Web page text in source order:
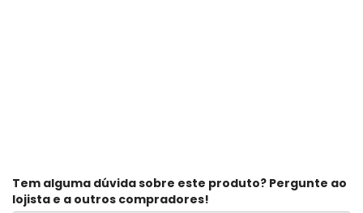
Tem alguma dúvida sobre este produto? Pergunte ao
lojista e a outros compradores!